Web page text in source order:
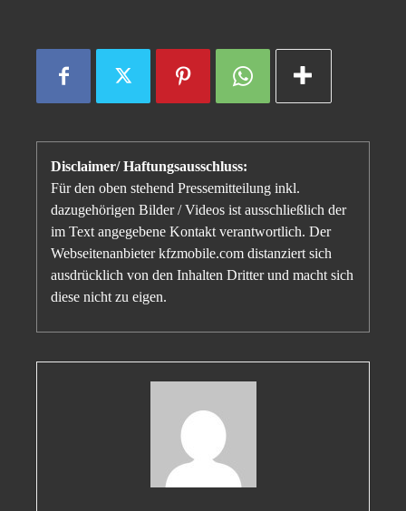
Disclaimer/ Haftungsausschluss:
Für den oben stehend Pressemitteilung inkl.
dazugehörigen Bilder / Videos ist ausschließlich der
im Text angegebene Kontakt verantwortlich. Der
Webseitenanbieter kfzmobile.com distanziert sich
ausdrücklich von den Inhalten Dritter und macht sich
diese nicht zu eigen.